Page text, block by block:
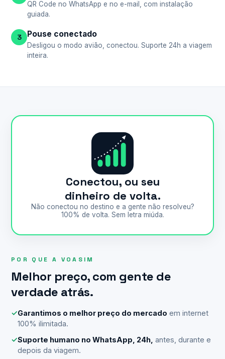
QR Code no WhatsApp e no e-mail, com instalação
guiada.
3 Pouse conectado
Desligou o modo avião, conectou. Suporte 24h a viagem
inteira.
Conectou, ou seu
dinheiro de volta.
Não conectou no destino e a gente não resolveu?
100% de volta. Sem letra miúda.
POR QUE A VOASIM
Melhor preço, com gente de
verdade atrás.
✓Garantimos o melhor preço do mercado em internet
100% ilimitada.
✓Suporte humano no WhatsApp, 24h, antes, durante e
depois da viagem.